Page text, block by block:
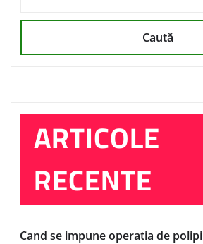
Caută
ARTICOLE
RECENTE
Cand se impune operatia de polipi